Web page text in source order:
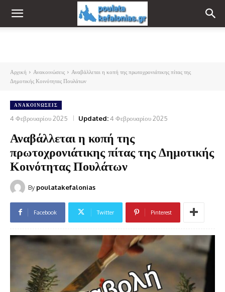
Αρχική Ανακοινώσεις
Αναβάλλεται η κοπή της πρωτοχρονιάτικης πίτας της
Δημοτικής Κοινότητας Πουλάτων
ΑΝΑΚΟΙΝΏΣΕΙΣ
4 Φεβρουαρίου 2025 Updated:4 Φεβρουαρίου 2025
Αναβάλλεται η κοπή της
πρωτοχρονιάτικης πίτας της Δημοτικής
Κοινότητας Πουλάτων
By poulatakefalonias
Facebook Twitter Pinterest